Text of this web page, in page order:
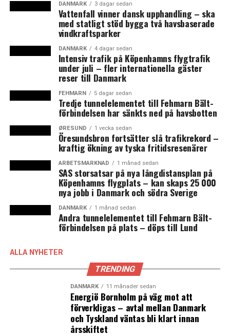
Från studentmedarbetare på Udenrigsministeriet till
ambassadör i Stockholm
Ny analys: ökat försvarssamarbete, ny region och
trafikrekord
DANMARK 3 dagar sedan
Vattenfall vinner dansk upphandling – ska
med statligt stöd bygga två havsbaserade
vindkraftsparker
DANMARK 4 dagar sedan
Intensiv trafik på Köpenhamns flygtrafik
under juli – fler internationella gäster
reser till Danmark
FEHMARN 5 dagar sedan
Tredje tunnelelementet till Fehmarn Bält-
förbindelsen har sänkts ned på havsbotten
ØRESUND 1 vecka sedan
Öresundsbron fortsätter slå trafikrekord –
kraftig ökning av tyska fritidsresenärer
ARBETSMARKNAD 1 månad sedan
SAS storsatsar på nya långdistansplan på
Köpenhamns flygplats – kan skaps 25 000
nya jobb i Danmark och södra Sverige
DANMARK 1 månad sedan
Andra tunnelelementet till Fehmarn Bält-
förbindelsen på plats – döps till Lund
ALLA NYHETER
TRENDING
DANMARK 11 månader sedan
Energiö Bornholm på väg mot att
förverkligas – avtal mellan Danmark
och Tyskland väntas bli klart innan
årsskiftet